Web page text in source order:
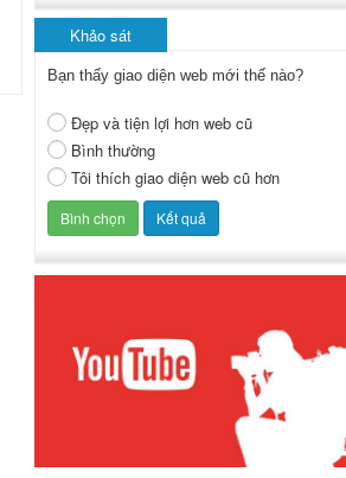
Khảo sát
Bạn thấy giao diện web mới thế nào?
Đẹp và tiện lợi hơn web cũ
Bình thường
Tôi thích giao diện web cũ hơn